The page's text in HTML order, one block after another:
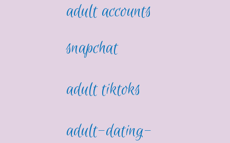
adult accounts
snapchat
adult tiktoks
adult-dating-